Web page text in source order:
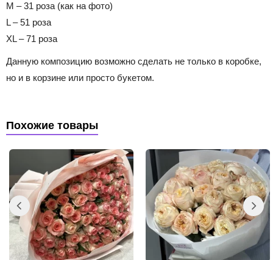
M – 31 роза (как на фото)
L – 51 роза
XL – 71 роза
Данную композицию возможно сделать не только в коробке,
но и в корзине или просто букетом.
Похожие товары